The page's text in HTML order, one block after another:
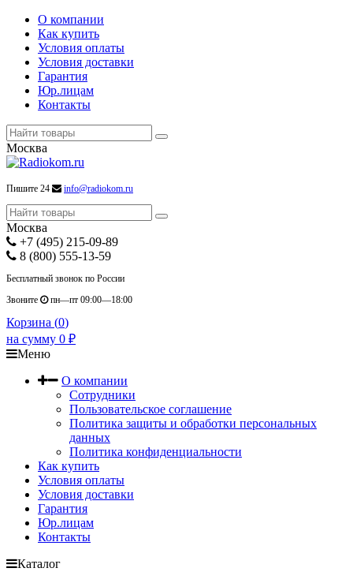
О компании
Как купить
Условия оплаты
Условия доставки
Гарантия
Юр.лицам
Контакты
Москва
Пишите 24 info@radiokom.ru
Москва
+7 (495) 215-09-89
8 (800) 555-13-59
Бесплатный звонок по России
Звоните
пн—пт 09:00—18:00
Корзина (0)
на сумму 0 ₽
Меню
О компании
Сотрудники
Пользовательское соглашение
Политика защиты и обработки персональных
данных
Политика конфиденциальности
Как купить
Условия оплаты
Условия доставки
Гарантия
Юр.лицам
Контакты
Каталог